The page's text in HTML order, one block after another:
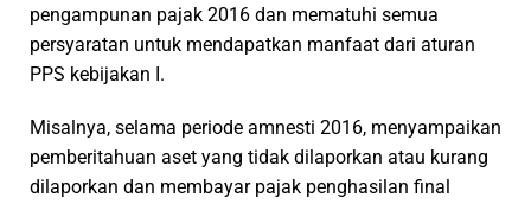
pengampunan pajak 2016 dan mematuhi semua
persyaratan untuk mendapatkan manfaat dari aturan
PPS kebijakan I.
Misalnya, selama periode amnesti 2016, menyampaikan
pemberitahuan aset yang tidak dilaporkan atau kurang
dilaporkan dan membayar pajak penghasilan final